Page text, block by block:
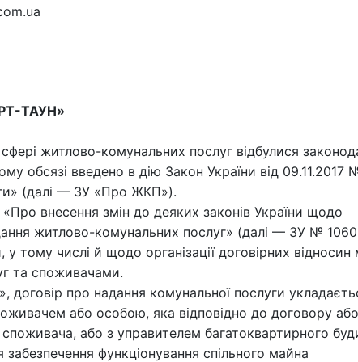
ТАУН»
житлово-комунальних послуг відбулися
обсязі введено в дію Закон України від 09.11.2017
(далі — ЗУ «Про ЖКП»).
внесення змін до деяких законів України щодо
житлово-комунальних послуг» (далі — ЗУ №
тому числі й щодо організації договірних відносин
та споживачами.
про надання комунальної послуги
або особою, яка відповідно до договору або
або з управителем багатоквартирного
функціонування спільного майна